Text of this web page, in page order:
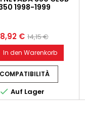
1998-1999
8,92 € 14,15 €
In den Warenkorb
COMPATIBILITÀ
 Auf Lager